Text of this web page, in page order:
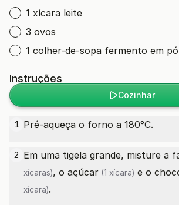
1 xícara leite
3 ovos
1 colher-de-sopa fermento em pó
Instruções
Cozinhar
1 Pré-aqueça o forno a 180°C.
2 Em uma tigela grande, misture a
xícaras), o açúcar (1 xícara) e o
xícara).